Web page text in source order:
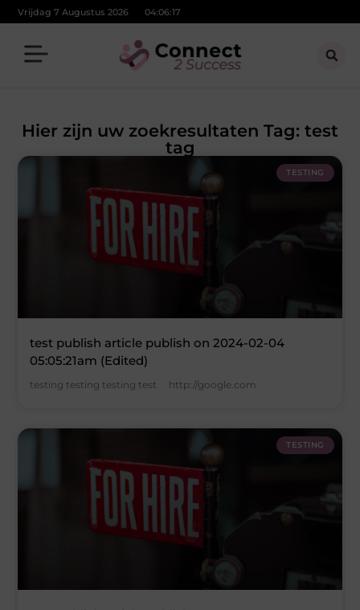
Vrijdag 7 Augustus 2026 04:06:17
Hier zijn uw zoekresultaten Tag: test
tag
TESTING
test publish article publish on 2024-02-04
05:05:21am (Edited)
testing testing testing test http://google.com
TESTING